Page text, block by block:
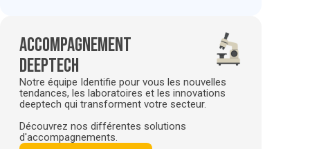
Accompagnement
deeptech
Notre équipe Identifie pour vous les nouvelles
tendances, les laboratoires et les innovations
deeptech qui transforment votre secteur.
Découvrez nos différentes solutions
d'accompagnements.